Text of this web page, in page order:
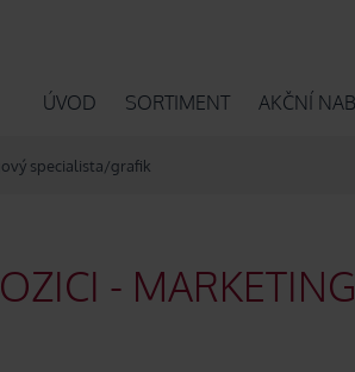
ÚVOD SORTIMENT AKČNÍ
specialista/grafik
-